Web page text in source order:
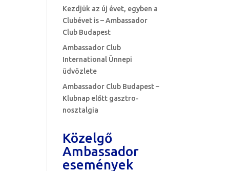
Kezdjük az új évet, egyben a
Clubévet is – Ambassador
Club Budapest
Ambassador Club
International Ünnepi
üdvözlete
Ambassador Club Budapest –
Klubnap előtt gasztro-
nosztalgia
Közelgő
Ambassador
események